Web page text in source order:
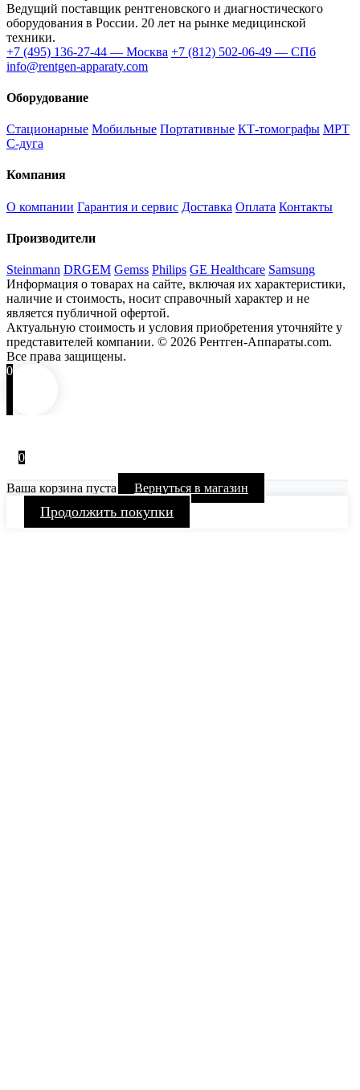
Ведущий поставщик рентгеновского и диагностического
оборудования в России. 20 лет на рынке медицинской
техники.
+7 (495) 136-27-44 — Москва +7 (812) 502-06-49 — СПб
info@rentgen-apparaty.com
Оборудование
Стационарные Мобильные Портативные КТ-томографы МРТ
С-дуга
Компания
О компании Гарантия и сервис Доставка Оплата Контакты
Производители
Steinmann DRGEM Gemss Philips GE Healthcare Samsung
Информация о товарах на сайте, включая их характеристики,
наличие и стоимость, носит справочный характер и не
является публичной офертой.
Актуальную стоимость и условия приобретения уточняйте у
представителей компании. © 2026 Рентген-Аппараты.com.
Все права защищены.
0
0
Ваша корзина пуста Вернуться в магазин
Продолжить покупки